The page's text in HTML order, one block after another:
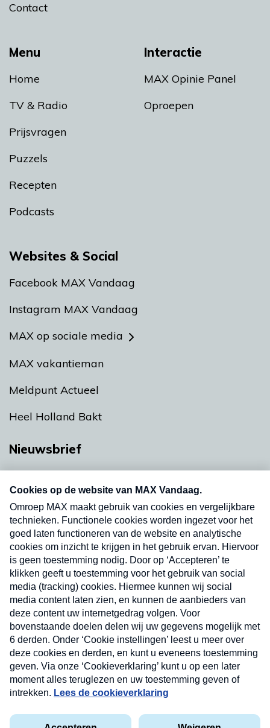
Menu
Home
TV & Radio
Prijsvragen
Puzzels
Recepten
Podcasts
Interactie
MAX Opinie Panel
Oproepen
Contact
Websites & Social
Facebook MAX Vandaag
Instagram MAX Vandaag
MAX op sociale media
MAX vakantieman
Meldpunt Actueel
Heel Holland Bakt
Nieuwsbrief
nieuwsbrief. Elke vrijdag- en dinsdagochtend in
uw mailbox.
Verzend
Privacyverklaring
Cookieverklaring
Nieuwsbrief
Neem hier een gratis abonnement op onze
nieuwsbrief. Elke vrijdag- en dinsdagochtend in uw